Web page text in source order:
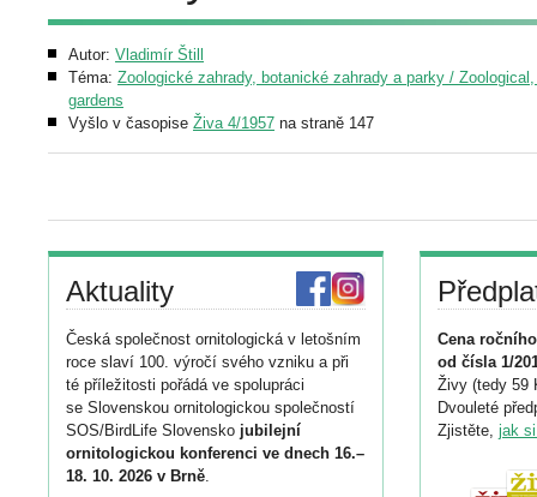
Autor: Vladimír Štill
Téma: Zoologické zahrady, botanické zahrady a parky /
gardens
Vyšlo v časopise Živa 4/1957 na straně 147
Aktuality
Česká společnost ornitologická v letošním
roce slaví 100. výročí svého vzniku a při
té příležitosti pořádá ve spolupráci
se Slovenskou ornitologickou společností
SOS/BirdLife Slovensko jubilejní
ornitologickou konferenci ve dnech 16.–
18. 10. 2026 v Brně.
Cena
od čísla 1/
Živy (tedy 59
Dvouleté
Zjistěte, jak